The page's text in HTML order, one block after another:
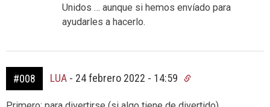
Unidos … aunque si hemos envíado para
ayudarles a hacerlo.
#008 LUA - 24 febrero 2022 - 14:59